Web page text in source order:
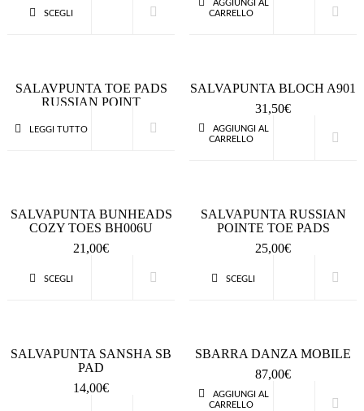
SCEGLI
AGGIUNGI AL
CARRELLO
LEGGI TUTTO
SALAVPUNTA TOE PADS
RUSSIAN POINT
AGGIUNGI AL
CARRELLO
SALVAPUNTA BLOCH A901
31,50€
SCEGLI
SALVAPUNTA BUNHEADS
COZY TOES BH006U
21,00€
SCEGLI
SALVAPUNTA RUSSIAN
POINTE TOE PADS
25,00€
SALVAPUNTA SANSHA SB
PAD
14,00€
AGGIUNGI AL
CARRELLO
SBARRA DANZA MOBILE
87,00€